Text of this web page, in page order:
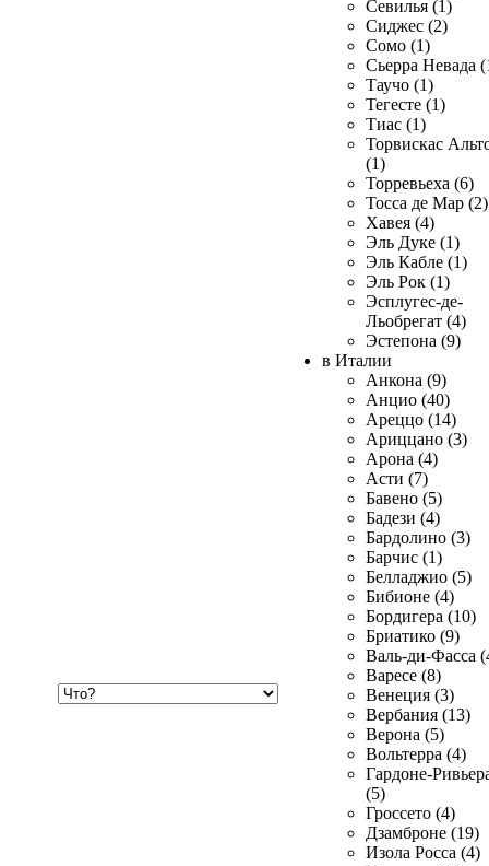
Севилья (1)
Сиджес (2)
Сомо (1)
Сьерра Невада
Таучо (1)
Тегесте (1)
Тиас (1)
Торвискас
(1)
Торревьеха (6)
Тосса де Мар (2)
Хавея (4)
Эль Дуке (1)
Эль Кабле (1)
Эль Рок (1)
Эсплугес-де-
Льобрегат (4)
Эстепона (9)
в Италии
Анкона (9)
Анцио (40)
Ареццо (14)
Ариццано (3)
Арона (4)
Асти (7)
Бавено (5)
Бадези (4)
Бардолино (3)
Барчис (1)
Белладжио (5)
Бибионе (4)
Бордигера (10)
Бриатико (9)
Валь-ди-Фасса
Варесе (8)
Венеция (3)
Вербания (13)
Верона (5)
Вольтерра (4)
Гардоне-
(5)
Гроссето (4)
Дзамброне (19)
Изола Росса (4)